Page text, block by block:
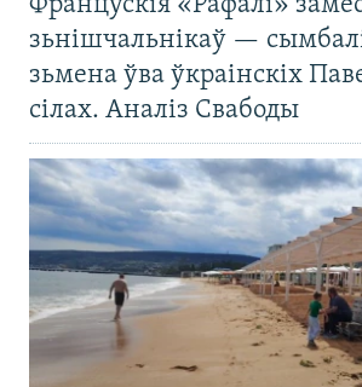
зьнішчальнікаў —
зьмена ўва ўкраінскіх
сілах. Аналіз Свабоды